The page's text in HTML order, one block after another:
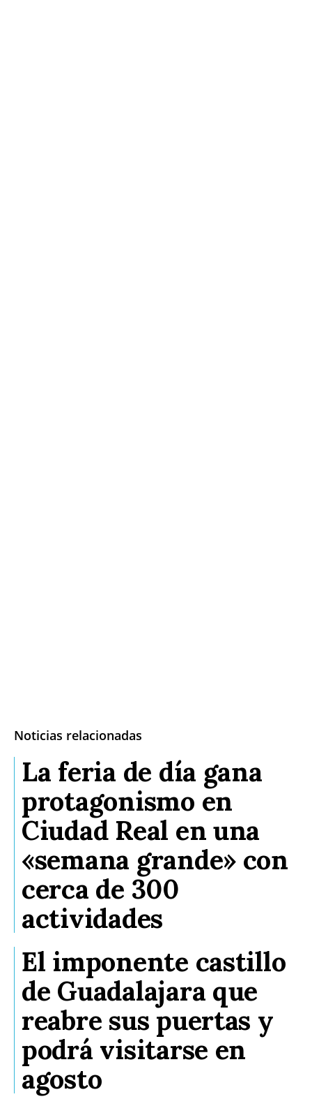
Noticias relacionadas
La feria de día gana
protagonismo en
Ciudad Real en una
«semana grande» con
cerca de 300
actividades
El imponente castillo
de Guadalajara que
reabre sus puertas y
podrá visitarse en
agosto